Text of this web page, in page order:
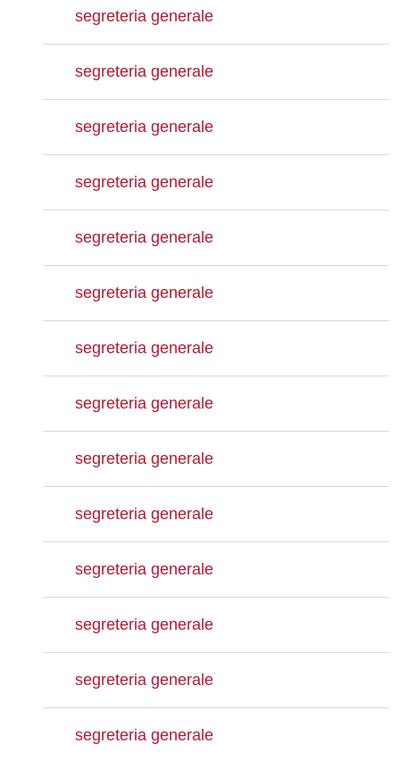
segreteria generale
segreteria generale
segreteria generale
segreteria generale
segreteria generale
segreteria generale
segreteria generale
segreteria generale
segreteria generale
segreteria generale
segreteria generale
segreteria generale
segreteria generale
segreteria generale